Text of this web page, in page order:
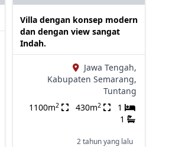
Villa dengan konsep modern
dan dengan view sangat
Indah.
Jawa Tengah,
Kabupaten Semarang,
Tuntang
1100m2 430m2
1
1
2 tahun yang lalu